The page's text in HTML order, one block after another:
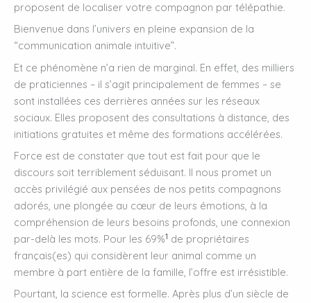
proposent de localiser votre compagnon par télépathie.
Bienvenue dans l’univers en pleine expansion de la
“communication animale intuitive”.
Et ce phénomène n’a rien de marginal. En effet, des milliers
de praticiennes – il s’agit principalement de femmes – se
sont installées ces derrières années sur les réseaux
sociaux. Elles proposent des consultations à distance, des
initiations gratuites et même des formations accélérées.
Force est de constater que tout est fait pour que le
discours soit terriblement séduisant. Il nous promet un
accès privilégié aux pensées de nos petits compagnons
adorés, une plongée au cœur de leurs émotions, à la
compréhension de leurs besoins profonds, une connexion
par-delà les mots. Pour les 69%1 de propriétaires
français(es) qui considèrent leur animal comme un
membre à part entière de la famille, l’offre est irrésistible.
Pourtant, la science est formelle. Après plus d’un siècle de